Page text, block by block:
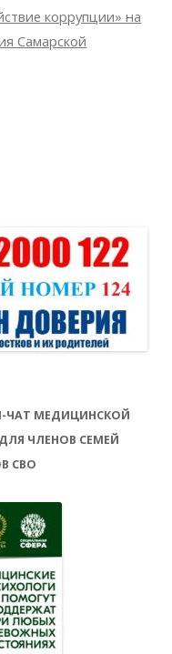
коррупции» на
Самарской
ЧАТ МЕДИЦИНСКОЙ
ЧЛЕНОВ СЕМЕЙ
СВО